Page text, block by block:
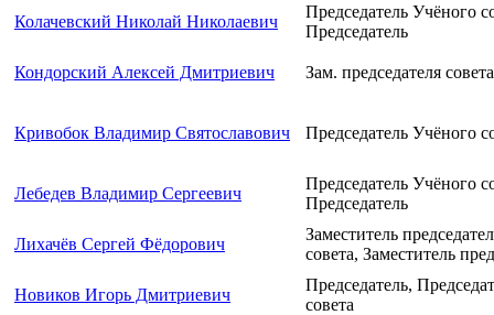
Колачевский Николай Николаевич
Председатель Учёного
Председатель
Кондорский Алексей Дмитриевич Зам. председателя совета
Кривобок Владимир Святославович Председатель Учёного
Лебедев Владимир Сергеевич
Председатель Учёного
Председатель
Лихачёв Сергей Фёдорович
Заместитель
совета, Заместитель
Новиков Игорь Дмитриевич
Председатель,
совета